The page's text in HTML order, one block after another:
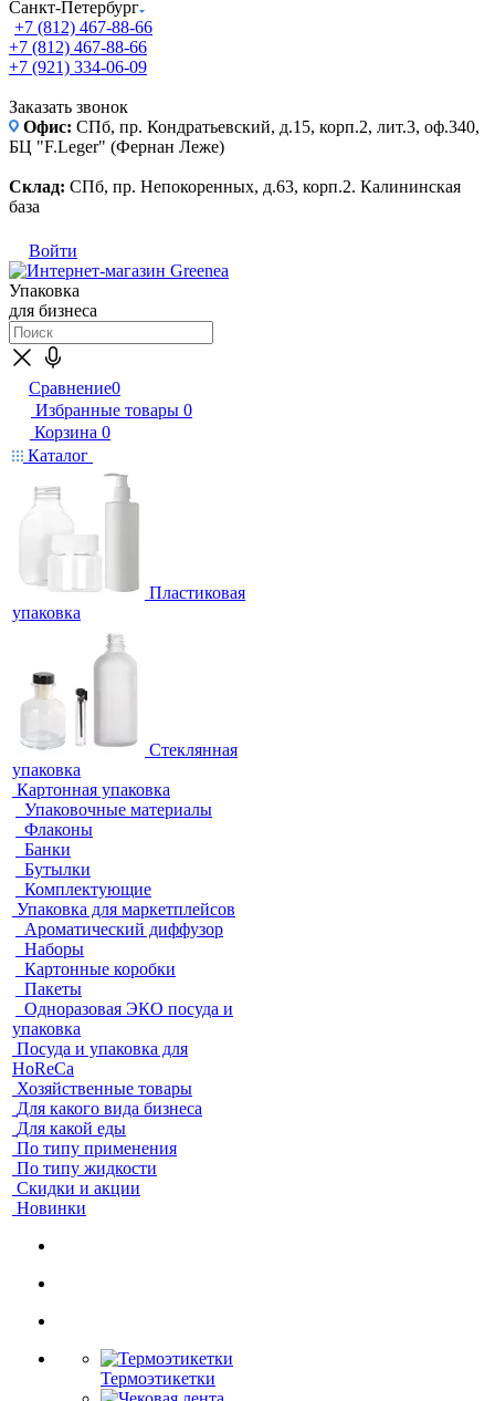
Санкт-Петербург
+7 (812) 467-88-66
+7 (812) 467-88-66
+7 (921) 334-06-09
Заказать звонок
Офис: СПб, пр. Кондратьевский, д.15, корп.2, лит.3, оф.340,
БЦ "F.Leger" (Фернан Леже)
Склад: СПб, пр. Непокоренных, д.63, корп.2. Калининская
база
Войти
Упаковка
для бизнеса
Сравнение0
Избранные товары 0
Корзина 0
Каталог
Пластиковая
упаковка
Стеклянная
упаковка
Картонная упаковка
Упаковочные материалы
Флаконы
Банки
Бутылки
Комплектующие
Упаковка для маркетплейсов
Ароматический диффузор
Наборы
Картонные коробки
Пакеты
Одноразовая ЭКО посуда и
упаковка
Посуда и упаковка для
HoReCa
Хозяйственные товары
Для какого вида бизнеса
Для какой еды
По типу применения
По типу жидкости
Скидки и акции
Новинки
Термоэтикетки